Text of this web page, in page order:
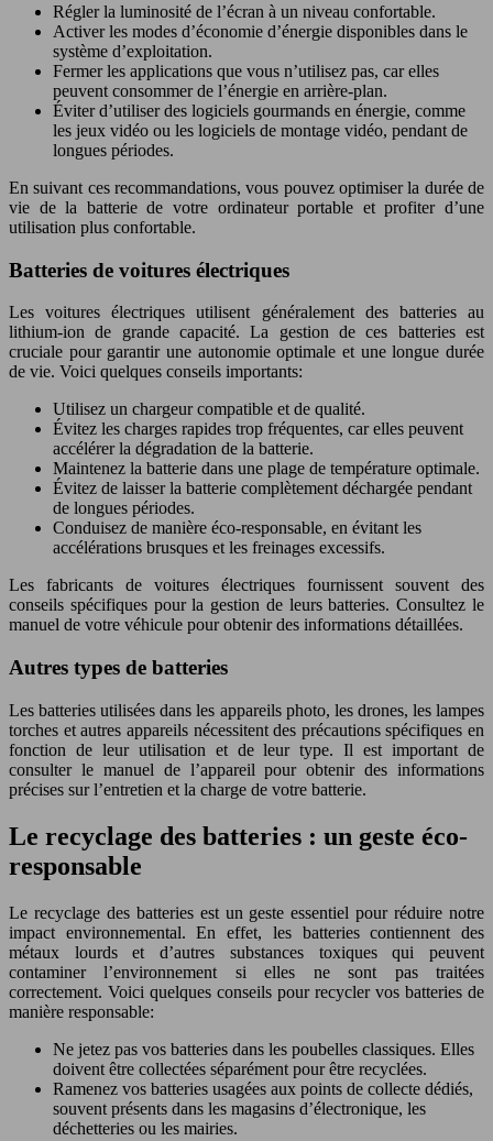
Régler la luminosité de l’écran à un niveau confortable.
Activer les modes d’économie d’énergie disponibles dans le
système d’exploitation.
Fermer les applications que vous n’utilisez pas, car elles
peuvent consommer de l’énergie en arrière-plan.
Éviter d’utiliser des logiciels gourmands en énergie, comme
les jeux vidéo ou les logiciels de montage vidéo, pendant de
longues périodes.
En suivant ces recommandations, vous pouvez optimiser la durée de
vie de la batterie de votre ordinateur portable et profiter d’une
utilisation plus confortable.
Batteries de voitures électriques
Les voitures électriques utilisent généralement des batteries au
lithium-ion de grande capacité. La gestion de ces batteries est
cruciale pour garantir une autonomie optimale et une longue durée
de vie. Voici quelques conseils importants:
Utilisez un chargeur compatible et de qualité.
Évitez les charges rapides trop fréquentes, car elles peuvent
accélérer la dégradation de la batterie.
Maintenez la batterie dans une plage de température optimale.
Évitez de laisser la batterie complètement déchargée pendant
de longues périodes.
Conduisez de manière éco-responsable, en évitant les
accélérations brusques et les freinages excessifs.
Les fabricants de voitures électriques fournissent souvent des
conseils spécifiques pour la gestion de leurs batteries. Consultez le
manuel de votre véhicule pour obtenir des informations détaillées.
Autres types de batteries
Les batteries utilisées dans les appareils photo, les drones, les lampes
torches et autres appareils nécessitent des précautions spécifiques en
fonction de leur utilisation et de leur type. Il est important de
consulter le manuel de l’appareil pour obtenir des informations
précises sur l’entretien et la charge de votre batterie.
Le recyclage des batteries : un geste éco-
responsable
Le recyclage des batteries est un geste essentiel pour réduire notre
impact environnemental. En effet, les batteries contiennent des
métaux lourds et d’autres substances toxiques qui peuvent
contaminer l’environnement si elles ne sont pas traitées
correctement. Voici quelques conseils pour recycler vos batteries de
manière responsable:
Ne jetez pas vos batteries dans les poubelles classiques. Elles
doivent être collectées séparément pour être recyclées.
Ramenez vos batteries usagées aux points de collecte dédiés,
souvent présents dans les magasins d’électronique, les
déchetteries ou les mairies.